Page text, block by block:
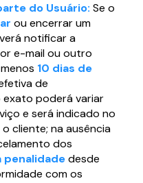
do Usuário: Se o
ou encerrar um
notificar a
e-mail ou outro
10 dias de
de
poderá variar
e será indicado no
cliente; na ausência
dos
penalidadedesde
com os